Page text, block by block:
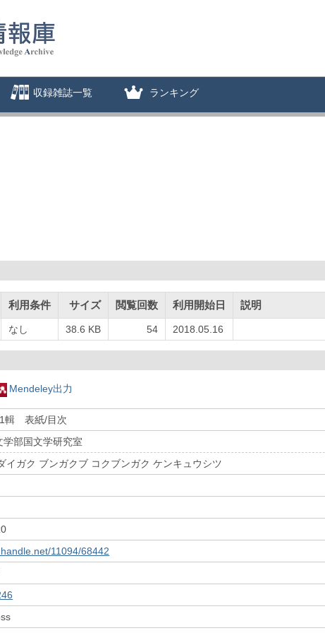
収録雑誌一覧 ランキング
利用条件 サイズ 閲覧回数 利用開始日 説明
なし 38.6 KB 54 2018.05.16
Mendeley出力
輯 表紙/目次
学部国文学研究室
イガク ブンガクブ コクブンガク ケンキュウシツ
11094/68442